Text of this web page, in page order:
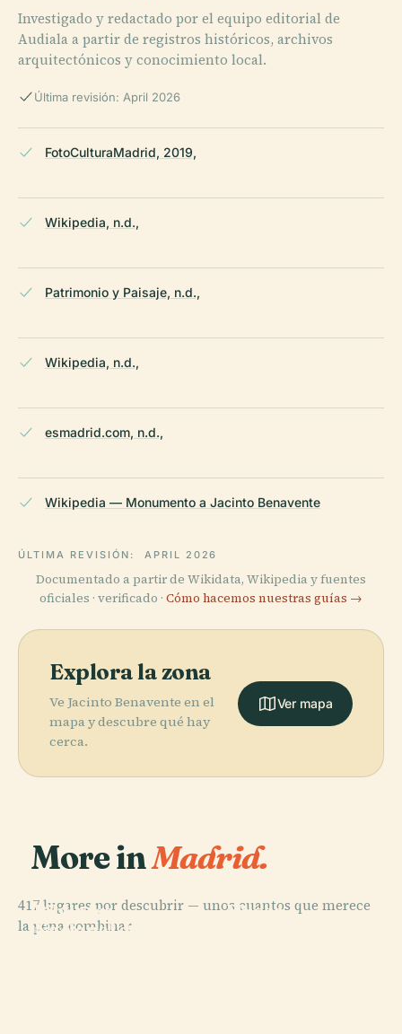
Investigado y redactado por el equipo editorial de
Audiala a partir de registros históricos, archivos
arquitectónicos y conocimiento local.
Última revisión: April 2026
FotoCulturaMadrid, 2019,
Wikipedia, n.d.,
Patrimonio y Paisaje, n.d.,
Wikipedia, n.d.,
esmadrid.com, n.d.,
Wikipedia — Monumento a Jacinto Benavente
ÚLTIMA REVISIÓN: APRIL 2026
Documentado a partir de Wikidata, Wikipedia y fuentes
oficiales · verificado · Cómo hacemos nuestras guías →
Explora la zona
Ve Jacinto Benavente en el
mapa y descubre qué hay
cerca.
Ver mapa
More inMadrid.
417 lugares por descubrir — unos cuantos que merece
la pena combinar.
Biblioteca
Nacional de
Museo
PLACE